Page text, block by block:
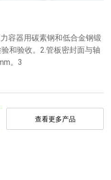
容器用碳素钢和低合金钢锻
和验收。2.管板密封面与轴
。3
查看更多产品